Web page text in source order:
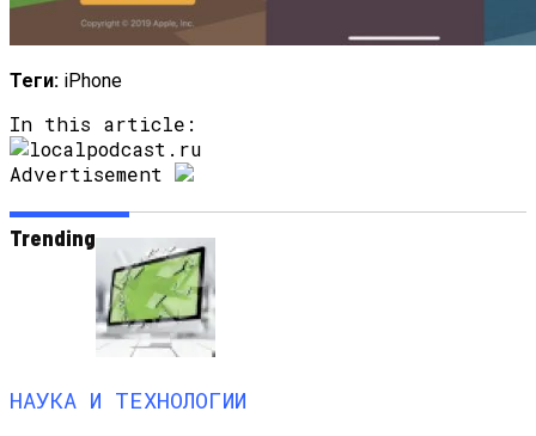
Теги: iPhone
In this article:
Advertisement
Trending
НАУКА И ТЕХНОЛОГИИ